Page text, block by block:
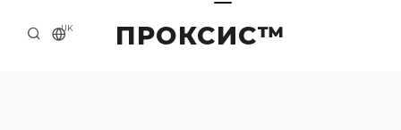
ПРОКСИС™
UK